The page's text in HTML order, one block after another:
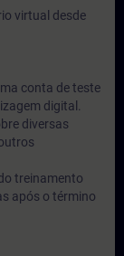
virtual desde
conta de teste
digital.
diversas
treinamento
após o término